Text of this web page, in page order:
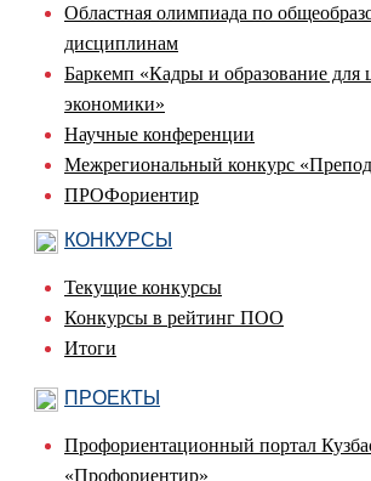
Областная олимпиада по
дисциплинам
Баркемп «Кадры и образование для
экономики»
Научные конференции
Межрегиональный конкурс
ПРОФориентир
КОНКУРСЫ
Текущие конкурсы
Конкурсы в рейтинг ПОО
Итоги
ПРОЕКТЫ
Профориентационный портал
«Профориентир»